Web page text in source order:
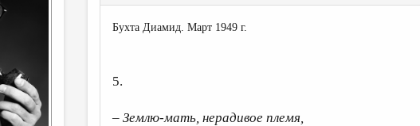
Бухта Диамид. Март 1949 г.
5.
– Землю-мать, нерадивое племя,